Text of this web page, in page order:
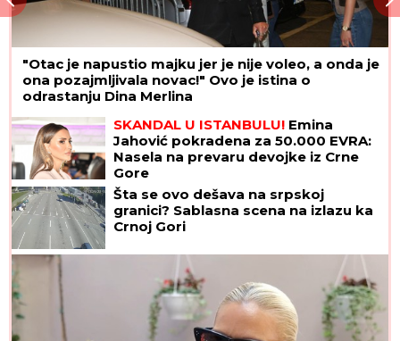
"Otac je napustio majku jer je nije voleo, a onda je
ona pozajmljivala novac!" Ovo je istina o
odrastanju Dina Merlina
SKANDAL U ISTANBULU! Emina
Jahović pokradena za 50.000 EVRA:
Nasela na prevaru devojke iz Crne
Gore
Šta se ovo dešava na srpskoj
granici? Sablasna scena na izlazu ka
Crnoj Gori